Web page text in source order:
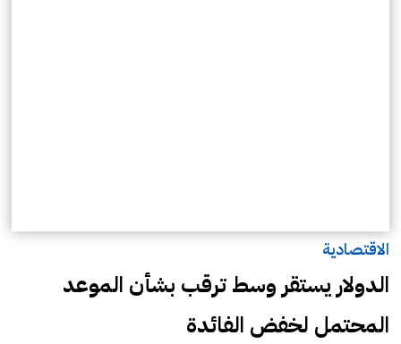
الاقتصادية
الدولار يستقر وسط ترقب بشأن الموعد
المحتمل لخفض الفائدة